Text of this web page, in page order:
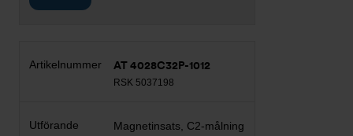
AT 4028C32P-1012
RSK 5037198
Magnetinsats, C2-målning